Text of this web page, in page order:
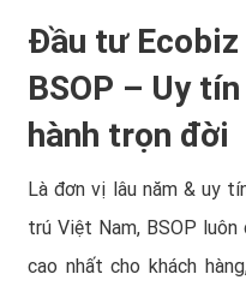
Đầu tư Ecobiz
BSOP – Uy
hành trọn đời
Là đơn vị lâu năm & uy
trú Việt Nam, BSOP
cao nhất cho khách